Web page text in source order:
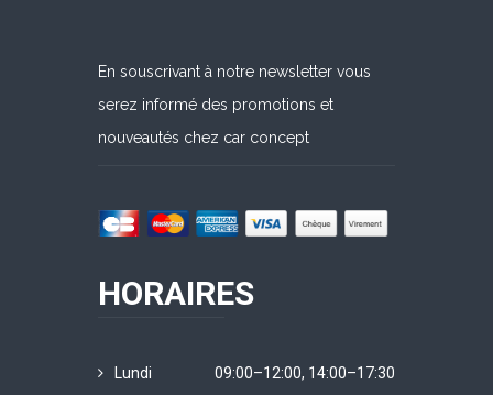
En souscrivant à notre newsletter vous
serez informé des promotions et
nouveautés chez car concept
HORAIRES
Lundi 09:00–12:00, 14:00–17:30